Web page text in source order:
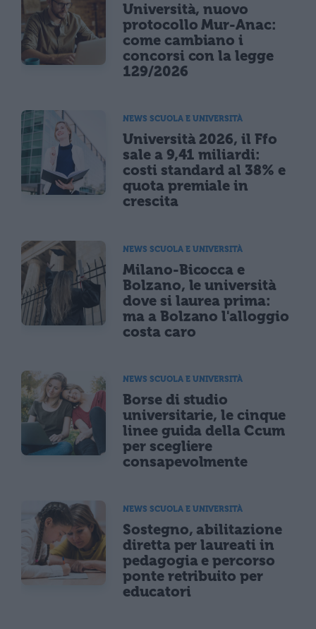
Università, nuovo
protocollo Mur-Anac:
come cambiano i
concorsi con la legge
129/2026
NEWS SCUOLA E UNIVERSITÀ
Università 2026, il Ffo
sale a 9,41 miliardi:
costi standard al 38% e
quota premiale in
crescita
NEWS SCUOLA E UNIVERSITÀ
Milano-Bicocca e
Bolzano, le università
dove si laurea prima:
ma a Bolzano l'alloggio
costa caro
NEWS SCUOLA E UNIVERSITÀ
Borse di studio
universitarie, le cinque
linee guida della Ccum
per scegliere
consapevolmente
NEWS SCUOLA E UNIVERSITÀ
Sostegno, abilitazione
diretta per laureati in
pedagogia e percorso
ponte retribuito per
educatori